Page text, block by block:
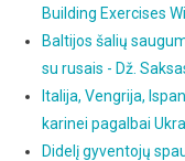
Building Exercises
Baltijos šalių
su rusais - Dž.
Italija, Vengrija,
karinei pagalbai
Didelį gyventojų